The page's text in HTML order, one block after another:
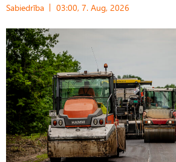
Sabiedrība 03:00, 7. Aug, 2026